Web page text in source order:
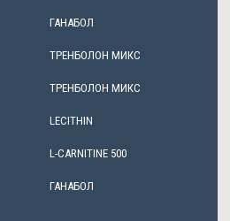
ГАНАБОЛ
ТРЕНБОЛОН МИКС
ТРЕНБОЛОН МИКС
LECITHIN
L-CARNITINE 500
ГАНАБОЛ